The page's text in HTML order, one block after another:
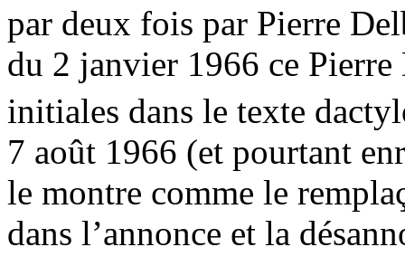
par deux fois par Pierre
du 2 janvier 1966 ce Pierre
initiales dans le texte
7 août 1966 (et pourtant
le montre comme le
dans l’annonce et la